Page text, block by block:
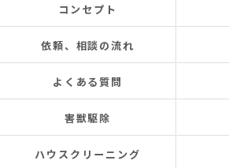
コンセプト
依頼、相談の流れ
よくある質問
害獣駆除
ハウスクリーニング